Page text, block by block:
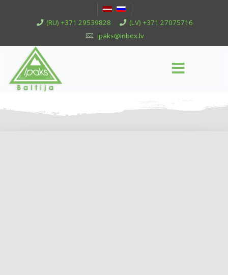
(RU) +371 29539828
(LV) +371 27075716
ipaks@inbox.lv